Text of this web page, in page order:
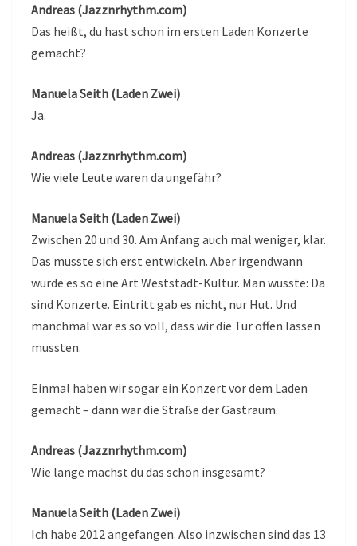
Andreas (Jazznrhythm.com)
Das heißt, du hast schon im ersten Laden Konzerte
gemacht?
Manuela Seith (Laden Zwei)
Ja.
Andreas (Jazznrhythm.com)
Wie viele Leute waren da ungefähr?
Manuela Seith (Laden Zwei)
Zwischen 20 und 30. Am Anfang auch mal weniger, klar.
Das musste sich erst entwickeln. Aber irgendwann
wurde es so eine Art Weststadt-Kultur. Man wusste: Da
sind Konzerte. Eintritt gab es nicht, nur Hut. Und
manchmal war es so voll, dass wir die Tür offen lassen
mussten.
Einmal haben wir sogar ein Konzert vor dem Laden
gemacht – dann war die Straße der Gastraum.
Andreas (Jazznrhythm.com)
Wie lange machst du das schon insgesamt?
Manuela Seith (Laden Zwei)
Ich habe 2012 angefangen. Also inzwischen sind das 13